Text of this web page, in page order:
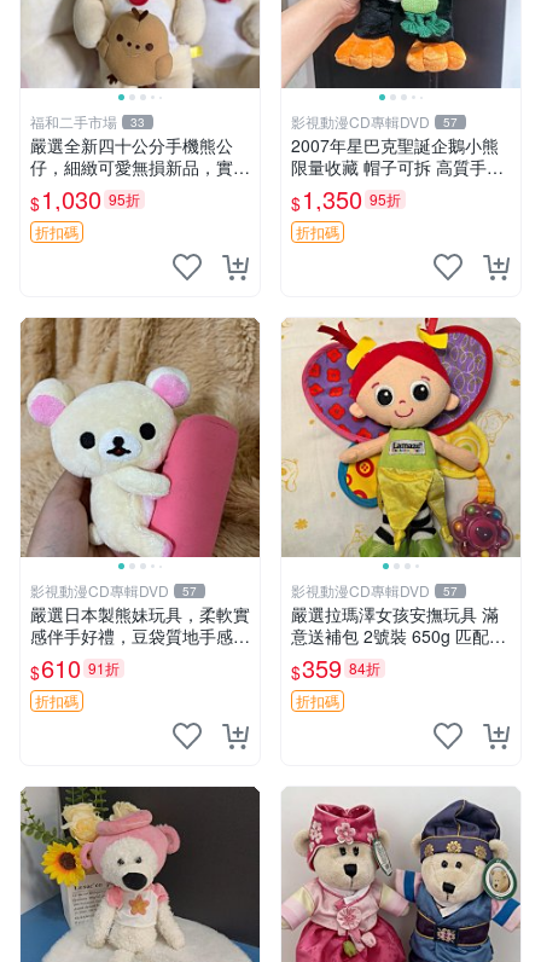
福和二手市場 33
嚴選全新四十公分手機熊公
仔，細緻可愛無損新品，實拍
展現萌趣風采 潘朵拉 熊抱枕
$1,030 95折
折扣碼
影視動漫CD專輯DVD 57
2007年星巴克聖誕企鵝小熊
限量收藏 帽子可拆 高質手感
超愛 聖誕限定 星巴克企鵝 小
熊杯墊
$1,350 95折
折扣碼
影視動漫CD專輯DVD 57
嚴選日本製熊妹玩具，柔軟實
感伴手好禮，豆袋質地手感
佳，抱枕小熊 recom 推薦 白
色豆袋 玩具
$610 91折
折扣碼
影視動漫CD專輯DVD 57
嚴選拉瑪澤女孩安撫玩具 滿
意送補包 2號裝 650g 匹配嬰
幼童舒壓好伴侶 女孩專用 安
心選擇 安撫玩偶 衝包 玩具
$359 84折
折扣碼